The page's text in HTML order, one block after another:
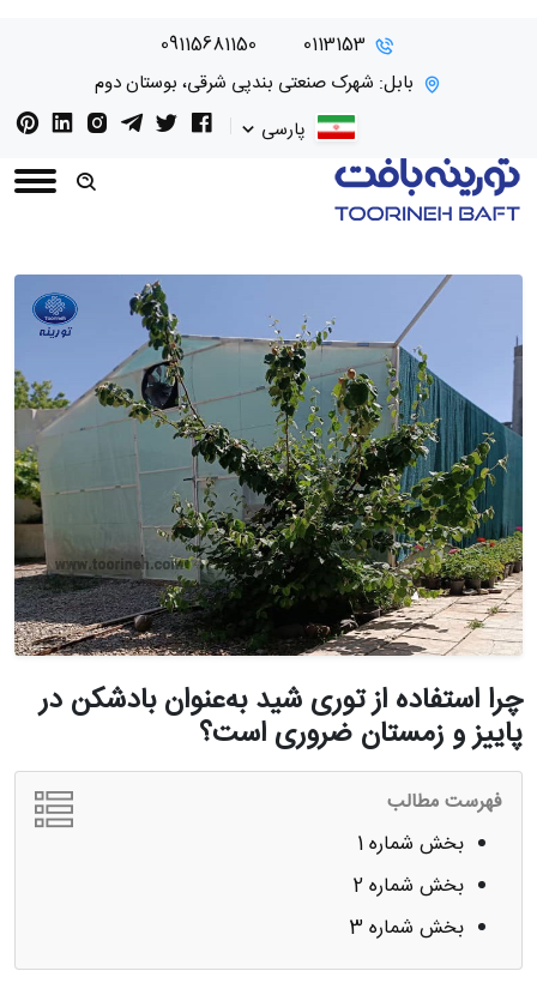
0113153
09115681150
بابل: شهرک صنعتی بندپی شرقی، بوستان دوم
پارسی
چرا استفاده از توری شید به‌عنوان بادشکن در
پاییز و زمستان ضروری است؟
فهرست مطالب
بخش شماره 1
بخش شماره 2
بخش شماره 3